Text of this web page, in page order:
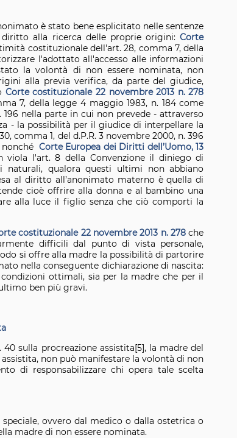
è stato bene esplicitato nelle sentenze
alla ricerca delle proprie origini:Corte
costituzionale dell'art. 28, comma 7, della
l'adottato all'accesso alle informazioni
la volontà di non essere nominata, non
alla previa verifica, da parte del giudice,
Corte costituzionale 22 novembre 2013 n. 278
7, della legge 4 maggio 1983, n. 184 come
nella parte in cui non prevede - attraverso
- la possibilità per il giudice di interpellare la
comma 1, del d.P.R. 3 novembre 2000, n. 396
Corte Europea dei Diritti dell’Uomo, 13
viola l'art. 8 della Convenzione il diniego di
naturali, qualora questi ultimi non abbiano
al diritto all’anonimato materno è quella di
cioè offrire alla donna e al bambino una
alla luce il figlio senza che ciò comporti la
costituzionale 22 novembre 2013 n. 278 che
difficili dal punto di vista personale,
si offre alla madre la possibilità di partorire
nella conseguente dichiarazione di nascita:
ottimali, sia per la madre che per il
ben più gravi.
sulla procreazione assistita[5], la madre del
non può manifestare la volontà di non
di responsabilizzare chi opera tale scelta
ovvero dal medico o dalla ostetrica o
madre di non essere nominata.